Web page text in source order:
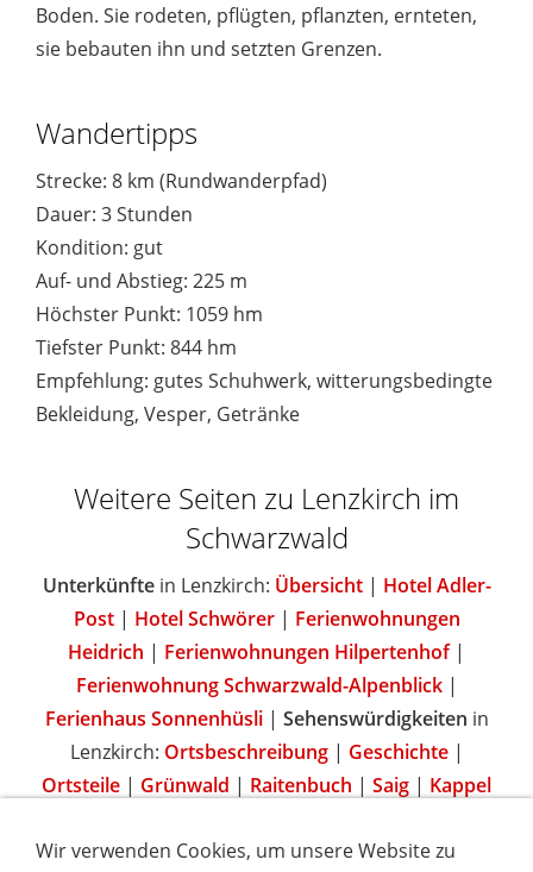
Boden. Sie rodeten, pflügten, pflanzten, ernteten,
sie bebauten ihn und setzten Grenzen.
Wandertipps
Strecke: 8 km (Rundwanderpfad)
Dauer: 3 Stunden
Kondition: gut
Auf- und Abstieg: 225 m
Höchster Punkt: 1059 hm
Tiefster Punkt: 844 hm
Empfehlung: gutes Schuhwerk, witterungsbedingte
Bekleidung, Vesper, Getränke
Weitere Seiten zu Lenzkirch im
Schwarzwald
Unterkünftein Lenzkirch: Übersicht| Hotel Adler-
Post| Hotel Schwörer| Ferienwohnungen
Heidrich | Ferienwohnungen Hilpertenhof|
Ferienwohnung Schwarzwald-Alpenblick|
Ferienhaus Sonnenhüsli| Sehenswürdigkeiten in
Lenzkirch: Ortsbeschreibung| Geschichte|
Ortsteile | Grünwald | Raitenbuch | Saig | Kappel
Haslachschlucht|Hirtenpfad|Kirche St. Nikolaus
Wir verwenden Cookies, um unsere Website zu